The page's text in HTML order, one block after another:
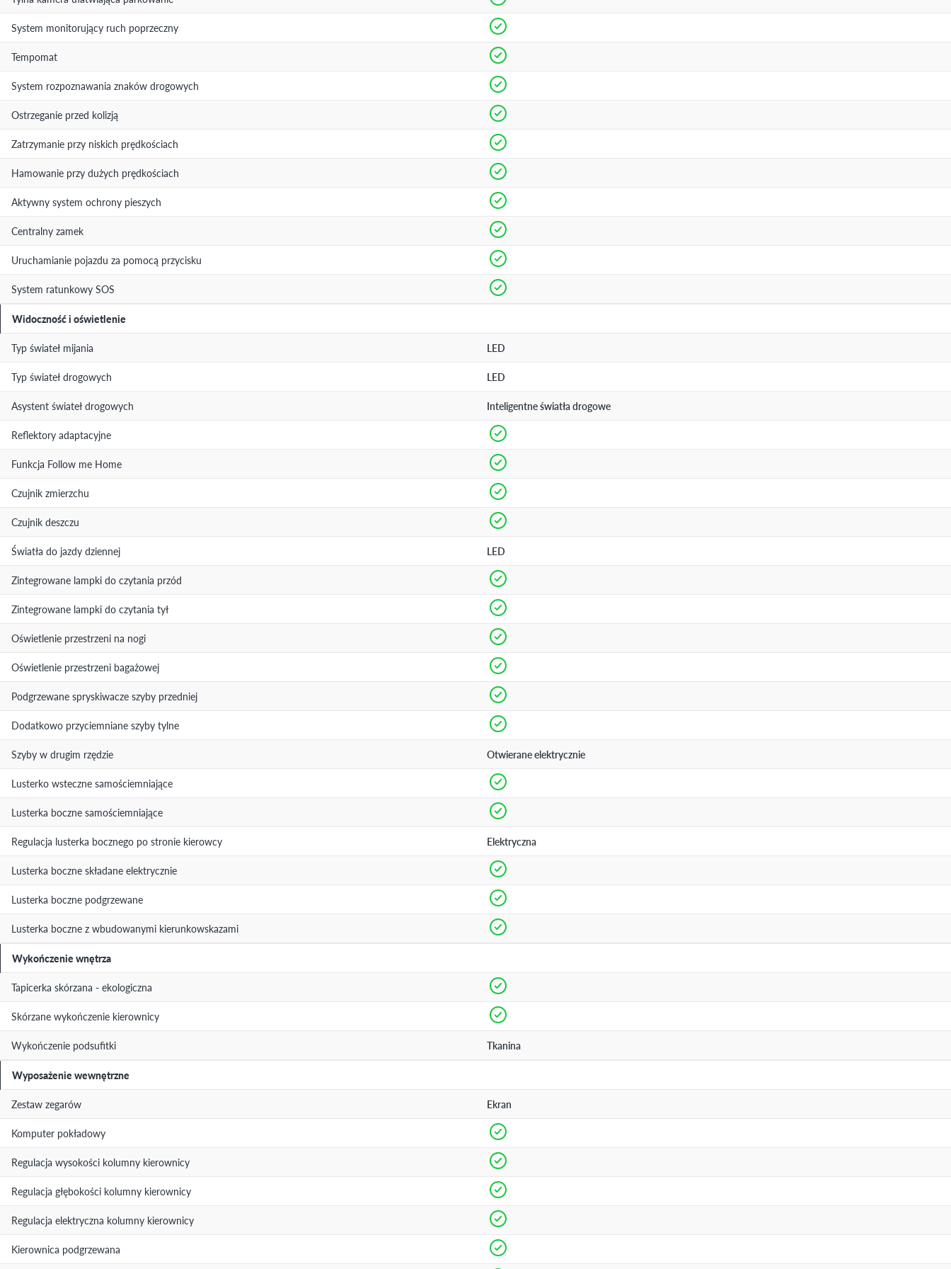
System monitorujący ruch poprzeczny
Tempomat
System rozpoznawania znaków drogowych
Ostrzeganie przed kolizją
Zatrzymanie przy niskich prędkościach
Hamowanie przy dużych prędkościach
Aktywny system ochrony pieszych
Centralny zamek
Uruchamianie pojazdu za pomocą przycisku
System ratunkowy SOS
Widoczność i oświetlenie
Typ świateł mijania LED
Typ świateł drogowych LED
Asystent świateł drogowych Inteligentne światła drogowe
Reflektory adaptacyjne
Funkcja Follow me Home
Czujnik zmierzchu
Czujnik deszczu
Światła do jazdy dziennej LED
Zintegrowane lampki do czytania przód
Zintegrowane lampki do czytania tył
Oświetlenie przestrzeni na nogi
Oświetlenie przestrzeni bagażowej
Podgrzewane spryskiwacze szyby przedniej
Dodatkowo przyciemniane szyby tylne
Szyby w drugim rzędzie Otwierane elektrycznie
Lusterko wsteczne samościemniające
Lusterka boczne samościemniające
Regulacja lusterka bocznego po stronie kierowcy Elektryczna
Lusterka boczne składane elektrycznie
Lusterka boczne podgrzewane
Lusterka boczne z wbudowanymi kierunkowskazami
Wykończenie wnętrza
Tapicerka skórzana - ekologiczna
Skórzane wykończenie kierownicy
Wykończenie podsufitki Tkanina
Wyposażenie wewnętrzne
Zestaw zegarów Ekran
Komputer pokładowy
Regulacja wysokości kolumny kierownicy
Regulacja głębokości kolumny kierownicy
Regulacja elektryczna kolumny kierownicy
Kierownica podgrzewana